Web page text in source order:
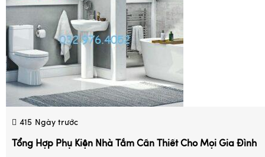
415 Ngày trước
Tổng Hợp Phụ Kiện Nhà Tắm Cần Thiết Cho Mọi Gia Đình